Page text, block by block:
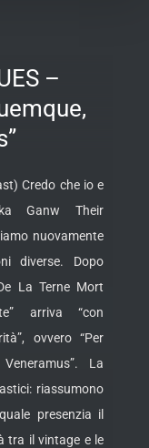
–
Credo che io e
Ganw Their
nuovamente
diverse. Dopo
La Terne Mort
arriva “con
ovvero “Per
La
riassumono
presenzia il
tra il vintage e le